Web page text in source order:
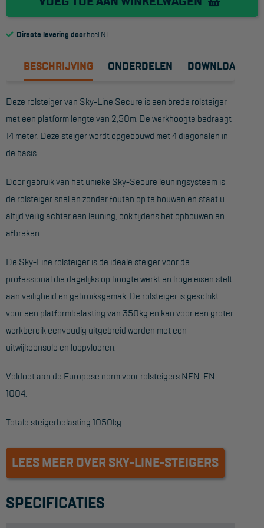
Reddingsmiddelen
CombiDeals
MAATWERK
VERHUUR
Rolsteigers
Schilderstellingen
Gevelsteigers
Steiger overkapping
Hangbruginstallaties
Schilderwerkzaamheden
Gevelrenovatie
Industrieel onderhoud
Hoogwerkers
Knikarmhoogwerkers
Spinhoogwerkers
Schaarhoogwerkers
Directe levering doorheel NL
BESCHRIJVING ONDERDELEN DOWNLOADS
Deze rolsteiger van Sky-Line Secure is een brede rolsteiger
met een platform lengte van 2,50m. De werkhoogte bedraagt
14 meter. Deze steiger wordt opgebouwd met 4 diagonalen in
de basis.
Door gebruik van het unieke Sky-Secure leuningsysteem is
de rolsteiger snel en zonder fouten op te bouwen en staat u
altijd veilig achter een leuning, ook tijdens het opbouwen en
afbreken.
De Sky-Line rolsteiger is de ideale steiger voor de
professional die dagelijks op hoogte werkt en hoge eisen stelt
aan veiligheid en gebruiksgemak. De rolsteiger is geschikt
voor een platformbelasting van 350kg en kan voor een groter
werkbereik eenvoudig uitgebreid worden met een
uitwijkconsole en loopvloeren.
Voldoet aan de Europese norm voor rolsteigers NEN-EN
1004.
Totale steigerbelasting 1050kg.
LEES MEER OVER SKY-LINE-STEIGERS
SPECIFICATIES